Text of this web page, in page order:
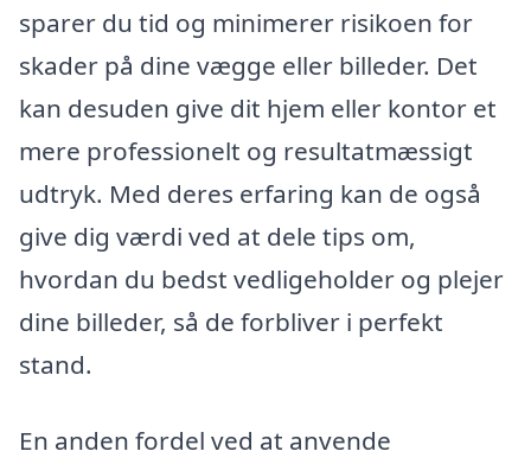
sparer du tid og minimerer risikoen for
skader på dine vægge eller billeder. Det
kan desuden give dit hjem eller kontor et
mere professionelt og resultatmæssigt
udtryk. Med deres erfaring kan de også
give dig værdi ved at dele tips om,
hvordan du bedst vedligeholder og plejer
dine billeder, så de forbliver i perfekt
stand.
En anden fordel ved at anvende